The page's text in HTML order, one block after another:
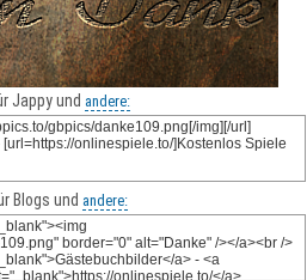
Jappy und andere:
Blogs und andere: